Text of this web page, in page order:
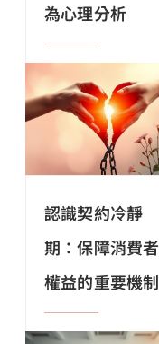
為心理分析
認識契約冷靜
期：保障消費者
權益的重要機制